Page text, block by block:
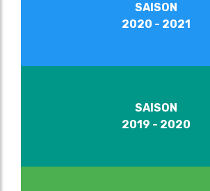
SAISON
2020 - 2021
SAISON
2019 - 2020